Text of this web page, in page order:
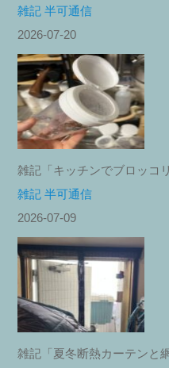
雑記 半可通信
2026-07-20
雑記「キッチンでブロッコ
雑記 半可通信
2026-07-09
雑記「夏冬断熱カーテンと